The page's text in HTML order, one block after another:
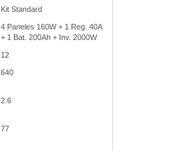
Kit Standard
4 Paneles 160W + 1 Reg. 40A
+ 1 Bat. 200Ah + Inv. 2000W
12
640
2.6
77